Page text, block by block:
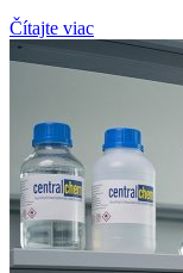
Čítajte viac